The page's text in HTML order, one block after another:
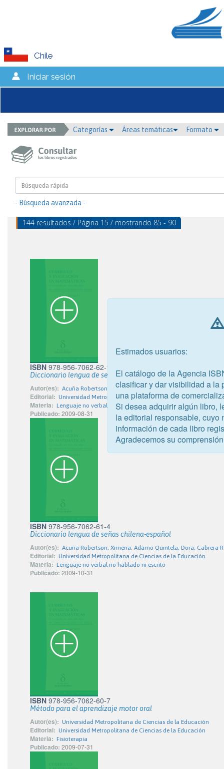
Chile
Iniciar sesión
Categorías Áreas temáticas Formato
- Búsqueda avanzada -
144 resultados / Página 15 / mostrando 85 - 90
ISBN 978-956-7062-62-1
Diccionario lengua de señas chilena-español (Vol. 1)
Autor(es): Acuña Robertson, Ximena; Adamo Quintela, Dora; Cabrera
Editorial: Universidad Metropolitana de Ciencias de la Educación
Materia: Lenguaje no verbal no hablado ni escrito
Publicado: 2009-08-31
ISBN 978-956-7062-61-4
Diccionario lengua de señas chilena-español
Autor(es): Acuña Robertson, Ximena; Adamo Quintela, Dora; Cabrera
Editorial: Universidad Metropolitana de Ciencias de la Educación
Materia: Lenguaje no verbal no hablado ni escrito
Publicado: 2009-10-31
ISBN 978-956-7062-60-7
Método para el aprendizaje motor oral
Autor(es): Universidad Metropolitana de Ciencias de la Educación
Editorial: Universidad Metropolitana de Ciencias de la Educación
Materia: Fisioterapia
Publicado: 2009-07-31
Estimados usuarios:
El catálogo de la Agencia
clasificar y dar visibilidad a la
una plataforma de
Si desea adquirir algún libro,
la editorial responsable, cuyo
información de cada libro
Agradecemos su